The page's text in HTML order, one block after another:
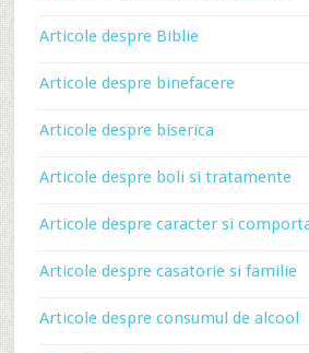
Articole despre Biblie
Articole despre binefacere
Articole despre biserica
Articole despre boli si tratamente
Articole despre caracter si
Articole despre casatorie si familie
Articole despre consumul de alcool